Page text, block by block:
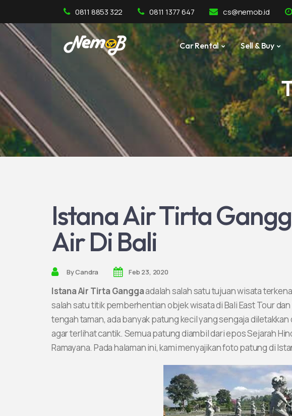
0811 8853 322 0811 1377 647 cs@nemob.id
Car Rental Sell & Buy
Istana Air Tirta
Air Di Bali
ByCandra Feb 23, 2020
Istana Air Tirta Ganggaadalah salah satu tujuan wisata
salah satu titik pemberhentian objek wisata di Bali East Tour
tengah taman, ada banyak patung kecil yang sengaja
agar terlihat cantik. Semua patung diambil dari epos Sejarah
Ramayana. Pada halaman ini, kami menyajikan foto patung di